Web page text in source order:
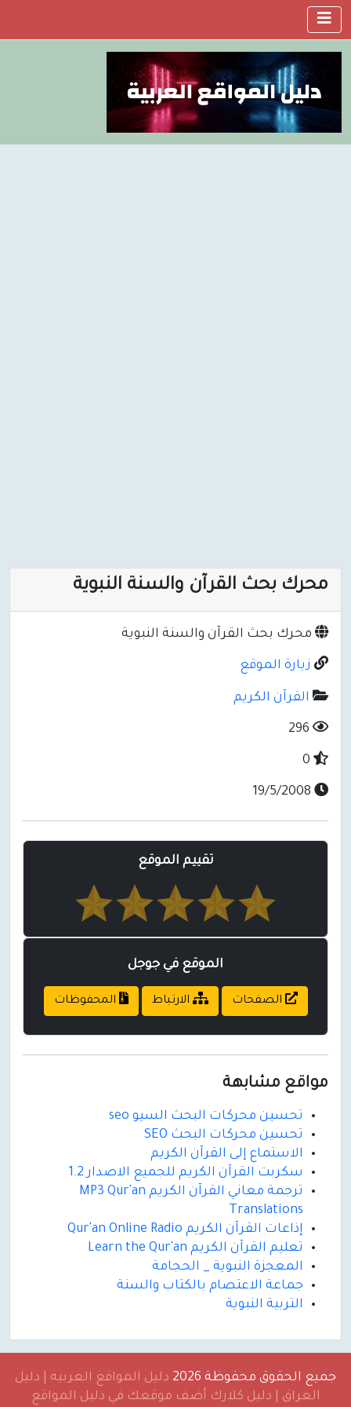
محرك بحث القرآن والسنة النبوية
محرك بحث القرآن والسنة النبوية
زيارة الموقع
القرآن الكريم
تقييم الموقع
الموقع في جوجل
الصفحات الارتباط المحفوظات
مواقع مشابهة
تحسين محركات البحث السيو seo
تحسين محركات البحث SEO
الاستماع إلى القرآن الكريم
سكربت القرآن الكريم للجميع الاصدار 1.2
ترجمة معاني القرآن الكريم MP3 Qur'an
Translations
إذاعات القرآن الكريم Qur'an Online Radio
تعليم القرآن الكريم Learn the Qur'an
المعجزة النبوية _ الحجامة
جماعة الاعتصام بالكتاب والسنة
التربية النبوية
جميع الحقوق محفوظة 2026
دليل المواقع العربيه | دليل
العراق | دليل كلارك أضف موقعك في دليل المواقع